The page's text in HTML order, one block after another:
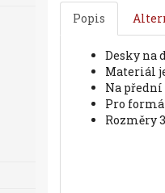
Popis
desky
materiál
na
pro
rozměry